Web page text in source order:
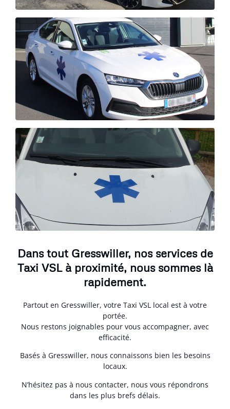
Dans tout Gresswiller, nos services de
Taxi VSL à proximité, nous sommes là
rapidement.
Partout en Gresswiller, votre Taxi VSL local est à votre
portée.
Nous restons joignables pour vous accompagner, avec
efficacité.
Basés à Gresswiller, nous connaissons bien les besoins
locaux.
N’hésitez pas à nous contacter, nous vous répondrons
dans les plus brefs délais.